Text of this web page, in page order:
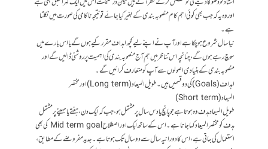
اور وہ یہ کہ جب بھی کوئی اہم کام منصوبہ بندی کے بغیر کیا جائے تو نتیجہ ناکامی کی صورت میں نکلتا
ہے۔
نیا سال شروع ہوچکا ہے اور آپ نے اپنے لیے کچھ اہداف مقرر کیے ہوں گے یا اس بارے میں
سوچ رہے ہوں گے، چنانچہ اس تناظر میں ہم آج منصوبہ بندی کی اہمیت پر روشنی ڈالیں گے اور
منصوبہ بندی کے بنیادی اصولوں سے آپ کو متعارف کرائیں گے۔
اہداف (Goals) کی دوقسمیں ہیں۔ طویل المیعاد (Long term) اور مختصر
المیعاد(Short term)
طویل المیعاد ہدف وہ ہوتا ہے جو پانچ یا دس سال پر مشتمل ہو، جب کہ ایک دن، ہفتے یا مہینے پر مشتمل
ہدف کو مختصر المیعاد کہا جاتا ہے۔ اس کے ساتھ ایک اور اصطلاح Mid term goal کی بھی
استعمال کی جاتی ہے، اس کا دورانیہ سال سے دو سال تک ہوتاہے۔ جدید مفروضے کے مطابق،